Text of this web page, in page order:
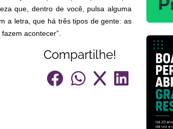
que, dentro de você, pulsa alguma
a letra, que há três tipos de gente: as
acontecer”.
Compartilhe!